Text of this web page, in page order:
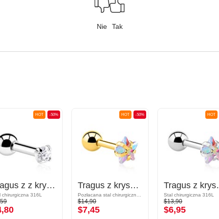
Nie Tak
-50%
HOT
Tragus z z kryształem
chirurgiczna 316L
-50%
HOT
Tragus z kryształową gwiazdką
$14,90
$7,45
HOT
Stal chirurgiczna 316L
$13,90
$6,95